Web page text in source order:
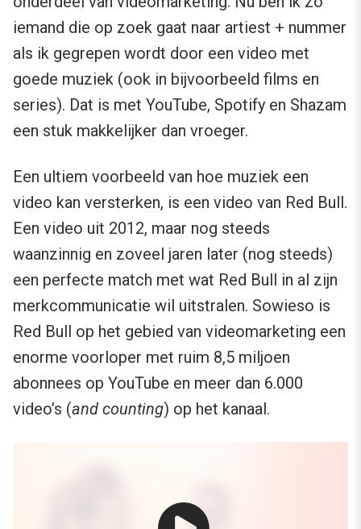
iemand die op zoek gaat naar artiest + nummer
als ik gegrepen wordt door een video met
goede muziek (ook in bijvoorbeeld films en
series). Dat is met YouTube, Spotify en Shazam
een stuk makkelijker dan vroeger.
Een ultiem voorbeeld van hoe muziek een
video kan versterken, is een video van Red Bull.
Een video uit 2012, maar nog steeds
waanzinnig en zoveel jaren later (nog steeds)
een perfecte match met wat Red Bull in al zijn
merkcommunicatie wil uitstralen. Sowieso is
Red Bull op het gebied van videomarketing een
enorme voorloper met ruim 8,5 miljoen
abonnees op YouTube en meer dan 6.000
video’s (and counting) op het kanaal.